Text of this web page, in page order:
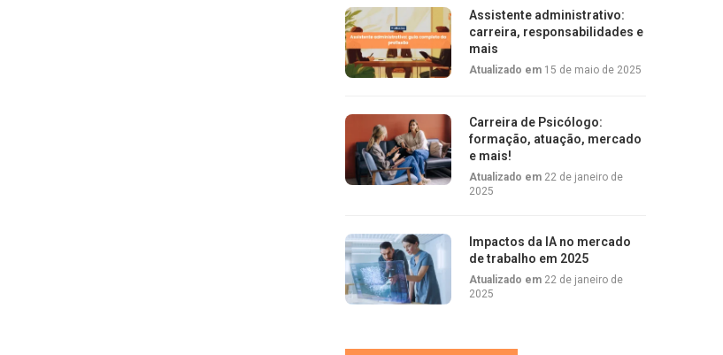
Assistente administrativo:
carreira, responsabilidades e
mais
Atualizado em 15 de maio de 2025
Carreira de Psicólogo:
formação, atuação, mercado
e mais!
Atualizado em 22 de janeiro de
2025
Impactos da IA no mercado
de trabalho em 2025
Atualizado em 22 de janeiro de
2025